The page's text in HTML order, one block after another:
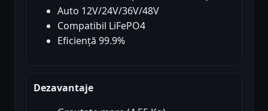
Auto 12V/24V/36V/48V
Compatibil LiFePO4
Eficiență 99.9%
Dezavantaje